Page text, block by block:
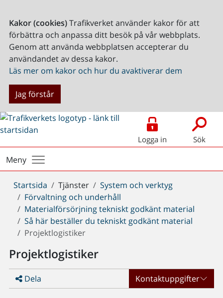
Kakor (cookies)Trafikverket använder kakor för att
förbättra och anpassa ditt besök på vår webbplats.
Genom att använda webbplatsen accepterar du
användandet av dessa kakor.
Läs mer om kakor och hur du avaktiverar dem
Jag förstår
Logga in Sök
Meny
Du
är
här:
Startsida Tjänster
System och verktyg
Förvaltning och underhåll
Materialförsörjning tekniskt godkänt material
Så här beställer du tekniskt godkänt material
Projektlogistiker
Projektlogistiker
Dela Kontaktuppgifter